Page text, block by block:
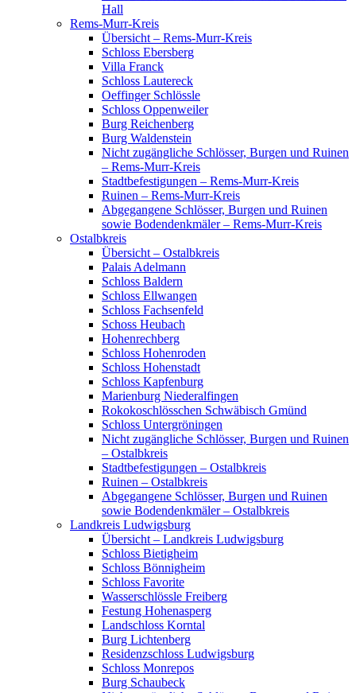
Hall
Rems-Murr-Kreis
Übersicht – Rems-Murr-Kreis
Schloss Ebersberg
Villa Franck
Schloss Lautereck
Oeffinger Schlössle
Schloss Oppenweiler
Burg Reichenberg
Burg Waldenstein
Nicht zugängliche Schlösser, Burgen und Ruinen
– Rems-Murr-Kreis
Stadtbefestigungen – Rems-Murr-Kreis
Ruinen – Rems-Murr-Kreis
Abgegangene Schlösser, Burgen und Ruinen
sowie Bodendenkmäler – Rems-Murr-Kreis
Ostalbkreis
Übersicht – Ostalbkreis
Palais Adelmann
Schloss Baldern
Schloss Ellwangen
Schloss Fachsenfeld
Schoss Heubach
Hohenrechberg
Schloss Hohenroden
Schloss Hohenstadt
Schloss Kapfenburg
Marienburg Niederalfingen
Rokokoschlösschen Schwäbisch Gmünd
Schloss Untergröningen
Nicht zugängliche Schlösser, Burgen und Ruinen
– Ostalbkreis
Stadtbefestigungen – Ostalbkreis
Ruinen – Ostalbkreis
Abgegangene Schlösser, Burgen und Ruinen
sowie Bodendenkmäler – Ostalbkreis
Landkreis Ludwigsburg
Übersicht – Landkreis Ludwigsburg
Schloss Bietigheim
Schloss Bönnigheim
Schloss Favorite
Wasserschlössle Freiberg
Festung Hohenasperg
Landschloss Korntal
Burg Lichtenberg
Residenzschloss Ludwigsburg
Schloss Monrepos
Burg Schaubeck